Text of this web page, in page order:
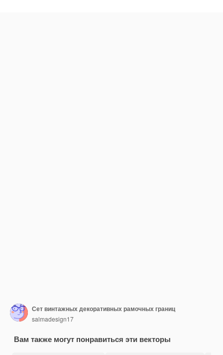
Сет винтажных декоративных рамочных границ
salmadesign17
Вам также могут понравиться эти векторы